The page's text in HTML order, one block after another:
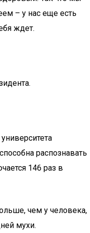
– у нас еще есть
ждет.
распознавать
146 раз в
чем у человека,
мухи.